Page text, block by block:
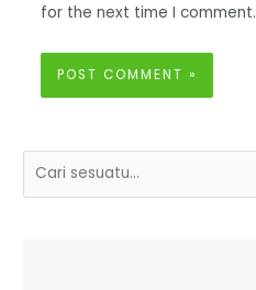
for the next time I comment.